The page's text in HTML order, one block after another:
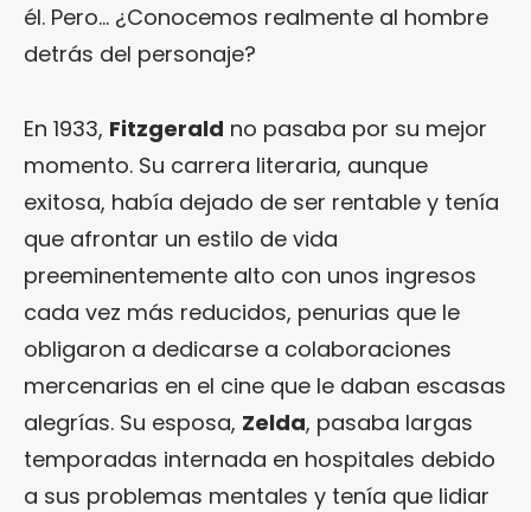
él. Pero… ¿Conocemos realmente al hombre
detrás del personaje?
En 1933, Fitzgerald no pasaba por su mejor
momento. Su carrera literaria, aunque
exitosa, había dejado de ser rentable y tenía
que afrontar un estilo de vida
preeminentemente alto con unos ingresos
cada vez más reducidos, penurias que le
obligaron a dedicarse a colaboraciones
mercenarias en el cine que le daban escasas
alegrías. Su esposa, Zelda, pasaba largas
temporadas internada en hospitales debido
a sus problemas mentales y tenía que lidiar